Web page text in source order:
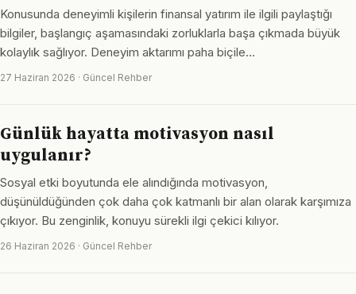
Konusunda deneyimli kişilerin finansal yatırım ile ilgili paylaştığı
bilgiler, başlangıç aşamasındaki zorluklarla başa çıkmada büyük
kolaylık sağlıyor. Deneyim aktarımı paha biçile…
27 Haziran 2026 · Güncel Rehber
Günlük hayatta motivasyon nasıl
uygulanır?
Sosyal etki boyutunda ele alındığında motivasyon,
düşünüldüğünden çok daha çok katmanlı bir alan olarak karşımıza
çıkıyor. Bu zenginlik, konuyu sürekli ilgi çekici kılıyor.
26 Haziran 2026 · Güncel Rehber